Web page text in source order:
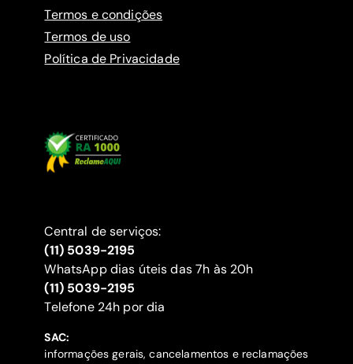
Termos e condições
Termos de uso
Política de Privacidade
Central de serviços:
(11) 5039-2195
WhatsApp dias úteis das 7h às 20h
(11) 5039-2195
‍Telefone 24h por dia
SAC:
informações gerais, cancelamentos e reclamações